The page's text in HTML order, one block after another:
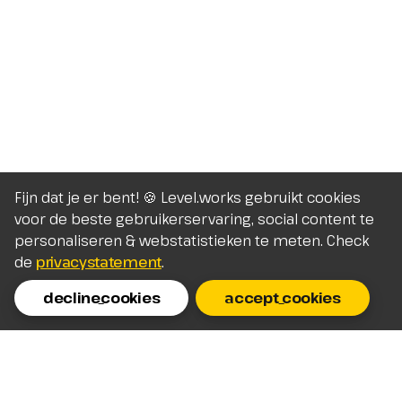
Fijn dat je er bent! 🍪 Level.works gebruikt cookies
voor de beste gebruikerservaring, social content te
personaliseren & webstatistieken te meten. Check
de privacystatement.
decline_cookies
accept_cookies